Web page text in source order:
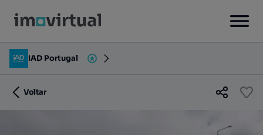
IAD Portugal
Voltar